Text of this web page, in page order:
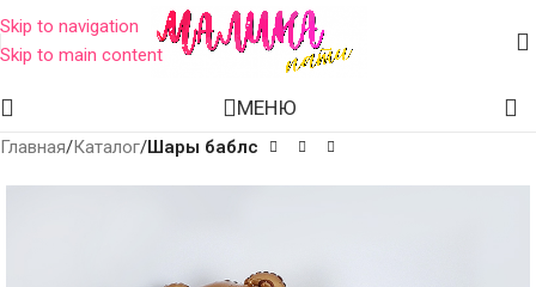
Skip to navigation
Skip to main content
МЕНЮ
Главная Каталог Шары баблс